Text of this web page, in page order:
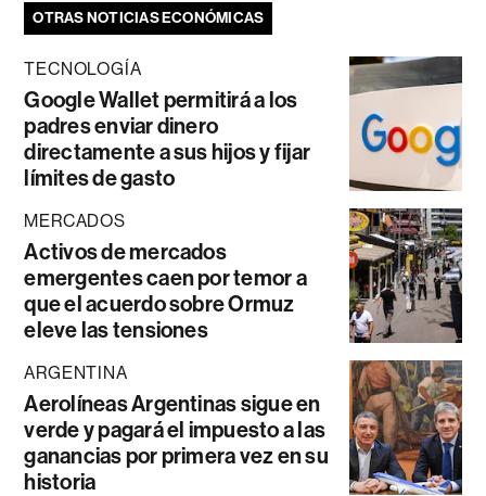
OTRAS NOTICIAS ECONÓMICAS
TECNOLOGÍA
Google Wallet permitirá a los
padres enviar dinero
directamente a sus hijos y fijar
límites de gasto
MERCADOS
Activos de mercados
emergentes caen por temor a
que el acuerdo sobre Ormuz
eleve las tensiones
ARGENTINA
Aerolíneas Argentinas sigue en
verde y pagará el impuesto a las
ganancias por primera vez en su
historia